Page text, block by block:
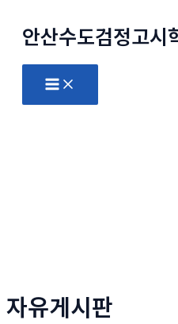
안산수도검정고시
Main
Menu
자유게시판